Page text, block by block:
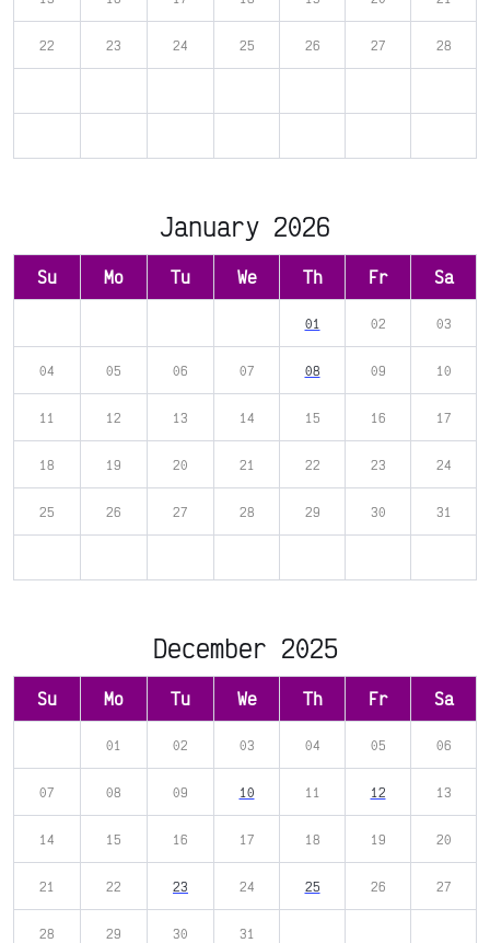
22 23 24 25 26 27 28
January 2026
Su Mo Tu We Th Fr Sa
01 02 03
04 05 06 07 08 09 10
11 12 13 14 15 16 17
18 19 20 21 22 23 24
25 26 27 28 29 30 31
December 2025
Su Mo Tu We Th Fr Sa
01 02 03 04 05 06
07 08 09 10 11 12 13
14 15 16 17 18 19 20
21 22 23 24 25 26 27
28 29 30 31